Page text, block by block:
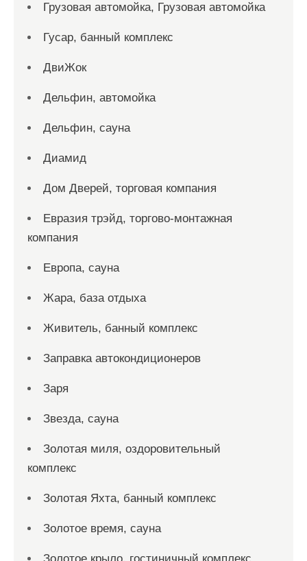
Грузовая автомойка, Грузовая автомойка
Гусар, банный комплекс
ДвиЖок
Дельфин, автомойка
Дельфин, сауна
Диамид
Дом Дверей, торговая компания
Евразия трэйд, торгово-монтажная
компания
Европа, сауна
Жара, база отдыха
Живитель, банный комплекс
Заправка автокондиционеров
Заря
Звезда, сауна
Золотая миля, оздоровительный
комплекс
Золотая Яхта, банный комплекс
Золотое время, сауна